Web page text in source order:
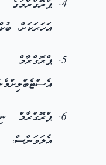
އަހަރަކަށް،
ޕްރޮގްރާމް
އެލަވަންސް؛